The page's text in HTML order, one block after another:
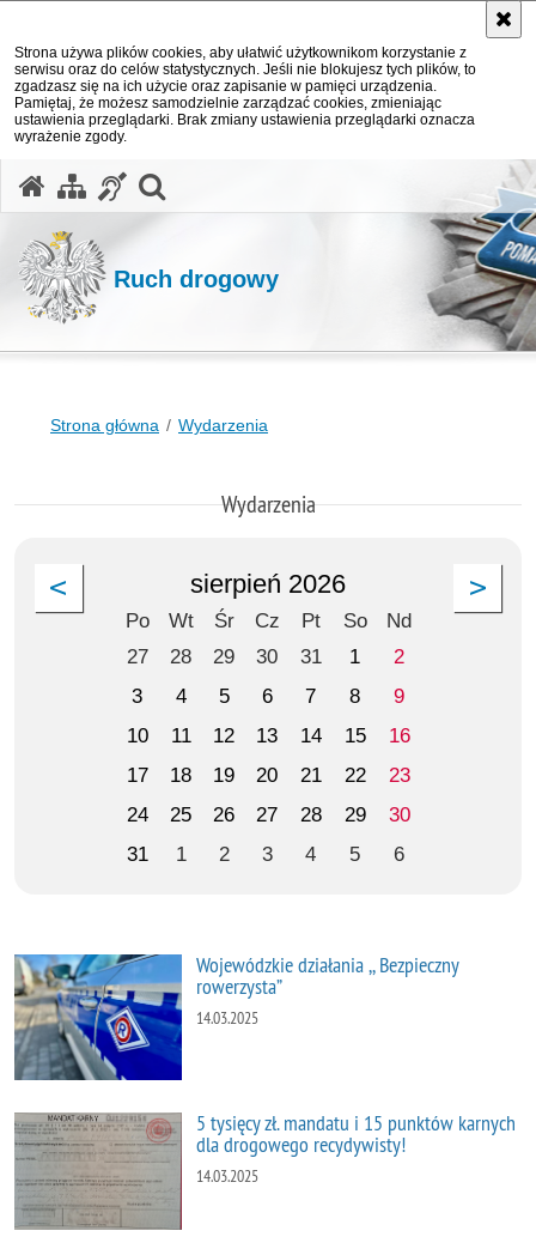
Strona używa plików cookies, aby ułatwić użytkownikom korzystanie z
serwisu oraz do celów statystycznych. Jeśli nie blokujesz tych plików, to
zgadzasz się na ich użycie oraz zapisanie w pamięci urządzenia.
Pamiętaj, że możesz samodzielnie zarządzać cookies, zmieniając
ustawienia przeglądarki. Brak zmiany ustawienia przeglądarki oznacza
wyrażenie zgody.
Ruch drogowy
Strona główna Wydarzenia
Wydarzenia
sierpień 2026
Po Wt Śr Cz Pt So
Nd
27
28 29 30 31 1
2
3
4 5 6 7 8
9
10
11 12 13 14 15
16
17
18 19 20 21 22
23
24
25 26 27 28 29
30
31
1 2 3 4 5 6
Wojewódzkie działania ,, Bezpieczny
rowerzysta”
14.03.2025
5 tysięcy zł. mandatu i 15 punktów karnych
dla drogowego recydywisty!
14.03.2025